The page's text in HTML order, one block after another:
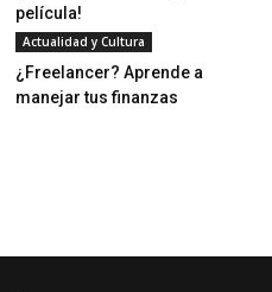
película!
Actualidad y Cultura
¿Freelancer? Aprende a
manejar tus finanzas